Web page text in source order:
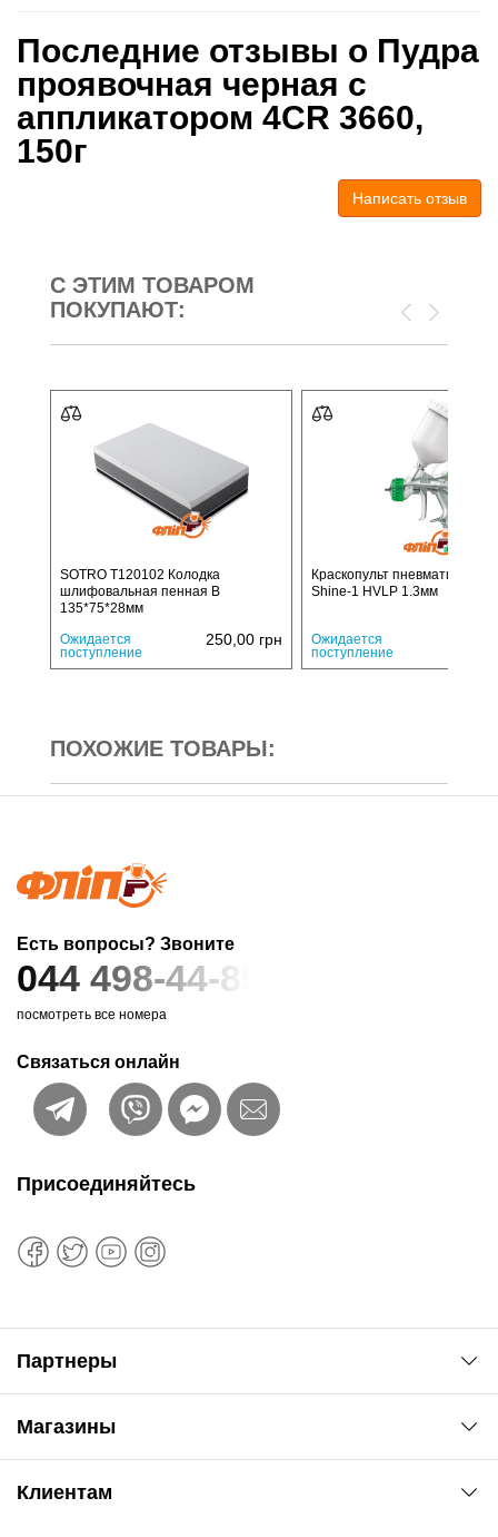
Последние отзывы о Пудра
проявочная черная с
аппликатором 4CR 3660,
150г
Написать отзыв
С ЭТИМ ТОВАРОМ
ПОКУПАЮТ:
SOTRO T120102 Колодка
шлифовальная пенная В
135*75*28мм
Ожидается
поступление
250,00 грн
Краскопульт
Shine-1 HVLP 1.3мм
Ожидается
поступление
ПОХОЖИЕ ТОВАРЫ:
Есть вопросы? Звоните
044 498-44-89
посмотреть все номера
Связаться онлайн
Магазины
ул. Рабочая, 2-а
Клиентам
Присоединяйтесь
Партнеры
Сервис колористам